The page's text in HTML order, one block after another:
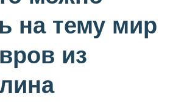
на тему мир
из